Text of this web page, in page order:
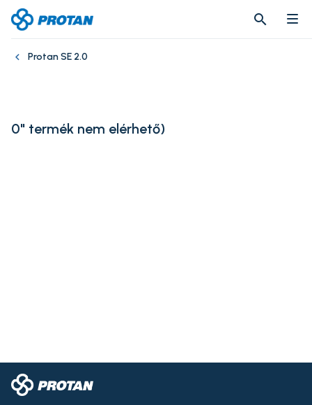
search
search
Protan SE 2.0
0" termék nem elérhető)